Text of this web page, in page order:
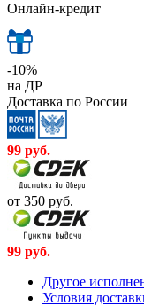
Онлайн-кредит
-10%
на ДР
Доставка по России
99 руб.
от 350 руб.
99 руб.
Другое
Условия